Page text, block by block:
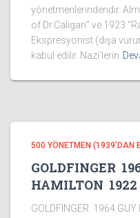
yönetmenlerindendir.
of Dr.Caligari’’ ve 1923
Ekspresyonist (dışa
kabul edilir. Nazi’lerin
500 YÖNETMEN (1939’DAN
GOLDFINGER
HAMILTON 1922
GOLDFINGER 1964